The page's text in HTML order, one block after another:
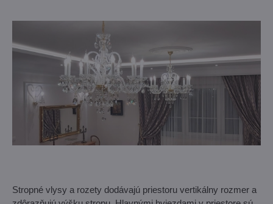
Stropné vlysy a rozety dodávajú priestoru vertikálny rozmer a